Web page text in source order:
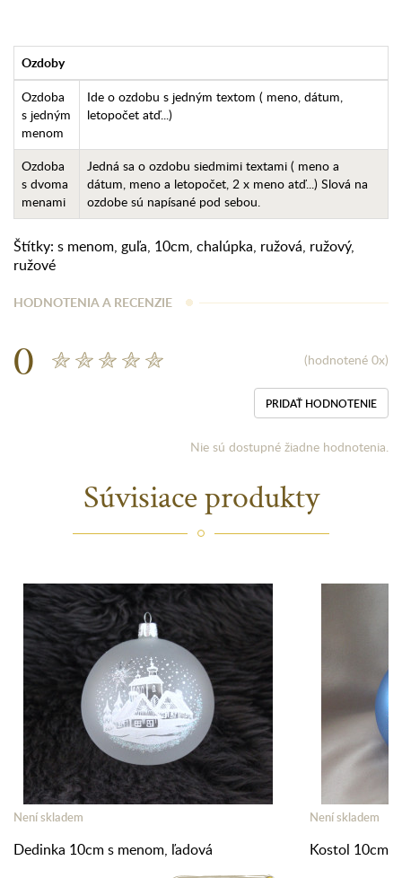
Ozdoby
Ozdoba
s jedným
menom
Ide o ozdobu s jedným textom ( meno, dátum,
letopočet atď...)
Ozdoba
s dvoma
menami
Jedná sa o ozdobu siedmimi textami ( meno a
dátum, meno a letopočet, 2 x meno atď...) Slová na
ozdobe sú napísané pod sebou.
Štítky: s menom, guľa, 10cm, chalúpka, ružová, ružový,
ružové
HODNOTENIA A RECENZIE
0 (hodnotené 0x)
PRIDAŤ HODNOTENIE
Nie sú dostupné žiadne hodnotenia.
Súvisiace produkty
Není skladem
Dedinka 10cm s menom, ľadová
Není skladem
Kostol 10cm